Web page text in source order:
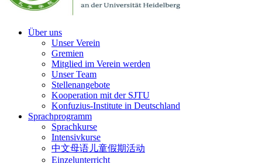
Über uns
Unser Verein
Gremien
Mitglied im Verein werden
Unser Team
Stellenangebote
Kooperation mit der SJTU
Konfuzius-Institute in Deutschland
Sprachprogramm
Sprachkurse
Intensivkurse
中文母语儿童假期活动
Einzelunterricht